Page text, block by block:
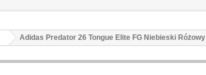
Adidas Predator 26 Tongue Elite FG Niebieski Różowy